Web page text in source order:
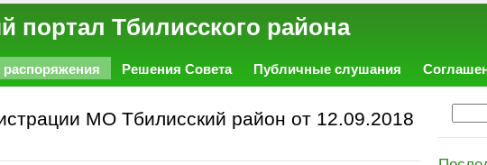
портал Тбилисского
Решения Совета Публичные слушания
МО Тбилисский район от 12.09.2018